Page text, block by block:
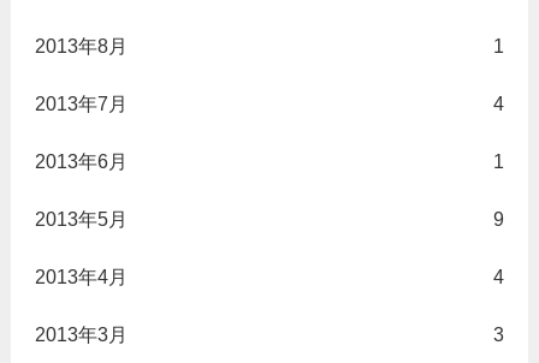
2013年8月 1
2013年7月 4
2013年6月 1
2013年5月 9
2013年4月 4
2013年3月 3